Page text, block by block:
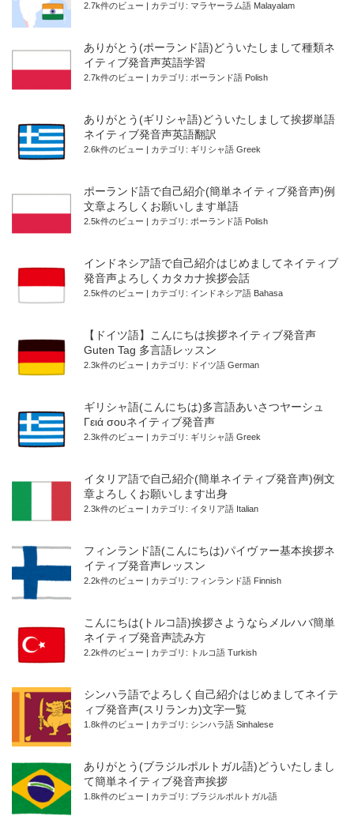
2.7k件のビュー カテゴリ: マラヤーラム語 Malayalam
ありがとう(ポーランド語)どういたしまして種類ネ
イティブ発音声英語学習
2.7k件のビュー カテゴリ: ポーランド語 Polish
ありがとう(ギリシャ語)どういたしまして挨拶単語
ネイティブ発音声英語翻訳
2.6k件のビュー カテゴリ: ギリシャ語 Greek
ポーランド語で自己紹介(簡単ネイティブ発音声)例
文章よろしくお願いします単語
2.5k件のビュー カテゴリ: ポーランド語 Polish
インドネシア語で自己紹介はじめましてネイティブ
発音声よろしくカタカナ挨拶会話
2.5k件のビュー カテゴリ: インドネシア語 Bahasa
【ドイツ語】こんにちは挨拶ネイティブ発音声
Guten Tag 多言語レッスン
2.3k件のビュー カテゴリ: ドイツ語 German
ギリシャ語(こんにちは)多言語あいさつヤーシュ
Γειά σουネイティブ発音声
2.3k件のビュー カテゴリ: ギリシャ語 Greek
イタリア語で自己紹介(簡単ネイティブ発音声)例文
章よろしくお願いします出身
2.3k件のビュー カテゴリ: イタリア語 Italian
フィンランド語(こんにちは)パイヴァー基本挨拶ネ
イティブ発音声レッスン
2.2k件のビュー カテゴリ: フィンランド語 Finnish
こんにちは(トルコ語)挨拶さようならメルハバ簡単
ネイティブ発音声読み方
2.2k件のビュー カテゴリ: トルコ語 Turkish
シンハラ語でよろしく自己紹介はじめましてネイテ
ィブ発音声(スリランカ)文字一覧
1.8k件のビュー カテゴリ: シンハラ語 Sinhalese
ありがとう(ブラジルポルトガル語)どういたしまし
て簡単ネイティブ発音声挨拶
1.8k件のビュー カテゴリ: ブラジルポルトガル語